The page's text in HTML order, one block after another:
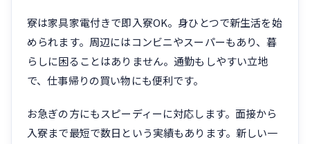
寮は家具家電付きで即入寮OK。身ひとつで新生活を始
められます。周辺にはコンビニやスーパーもあり、暮
らしに困ることはありません。通勤もしやすい立地
で、仕事帰りの買い物にも便利です。
お急ぎの方にもスピーディーに対応します。面接から
入寮まで最短で数日という実績もあります。新しい一